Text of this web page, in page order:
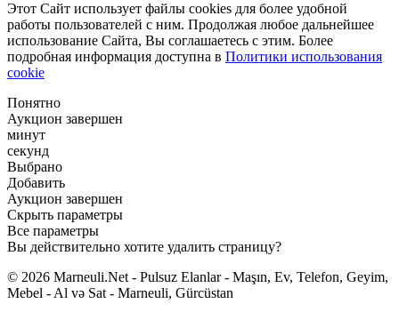
Этот Сайт использует файлы cookies для более удобной
работы пользователей с ним. Продолжая любое дальнейшее
использование Сайта, Вы соглашаетесь с этим. Более
подробная информация доступна в Политики использования
cookie
Понятно
Аукцион завершен
минут
секунд
Выбрано
Добавить
Аукцион завершен
Скрыть параметры
Все параметры
Вы действительно хотите удалить страницу?
© 2026 Marneuli.Net - Pulsuz Elanlar - Maşın, Ev, Telefon, Geyim,
Mebel - Al və Sat - Marneuli, Gürcüstan